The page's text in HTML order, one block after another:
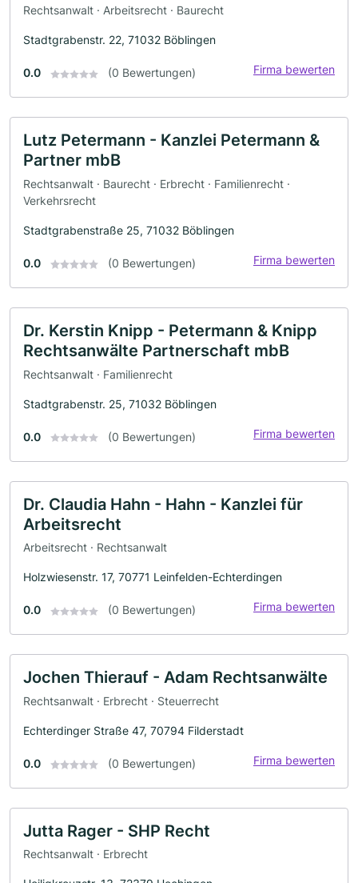
Rechtsanwalt · Arbeitsrecht · Baurecht
Stadtgrabenstr. 22, 71032 Böblingen
0.0 (0 Bewertungen) Firma bewerten
Lutz Petermann - Kanzlei Petermann &
Partner mbB
Rechtsanwalt · Baurecht · Erbrecht · Familienrecht ·
Verkehrsrecht
Stadtgrabenstraße 25, 71032 Böblingen
0.0 (0 Bewertungen) Firma bewerten
Dr. Kerstin Knipp - Petermann & Knipp
Rechtsanwälte Partnerschaft mbB
Rechtsanwalt · Familienrecht
Stadtgrabenstr. 25, 71032 Böblingen
0.0 (0 Bewertungen) Firma bewerten
Dr. Claudia Hahn - Hahn - Kanzlei für
Arbeitsrecht
Arbeitsrecht · Rechtsanwalt
Holzwiesenstr. 17, 70771 Leinfelden-Echterdingen
0.0 (0 Bewertungen) Firma bewerten
Jochen Thierauf - Adam Rechtsanwälte
Rechtsanwalt · Erbrecht · Steuerrecht
Echterdinger Straße 47, 70794 Filderstadt
0.0 (0 Bewertungen) Firma bewerten
Jutta Rager - SHP Recht
Rechtsanwalt · Erbrecht